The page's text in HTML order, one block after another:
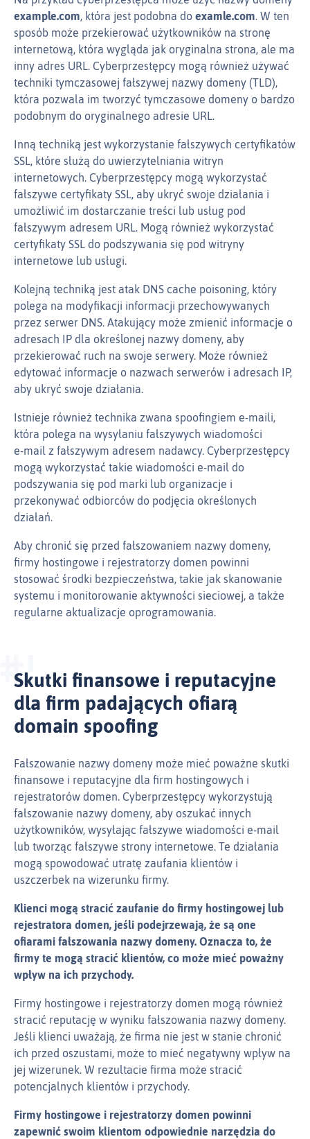
example.com, która jest podobna do examle.com. W ten
sposób może przekierować użytkowników na stronę
internetową, która wygląda jak oryginalna strona, ale ma
inny adres URL. Cyberprzestępcy mogą również używać
techniki tymczasowej fałszywej nazwy domeny (TLD),
która pozwala im tworzyć tymczasowe domeny o bardzo
podobnym do oryginalnego adresie URL.
Inną techniką jest wykorzystanie fałszywych certyfikatów
SSL, które służą do uwierzytelniania witryn
internetowych. Cyberprzestępcy mogą wykorzystać
fałszywe certyfikaty SSL, aby ukryć swoje działania i
umożliwić im dostarczanie treści lub usług pod
fałszywym adresem URL. Mogą również wykorzystać
certyfikaty SSL do podszywania się pod witryny
internetowe lub usługi.
Kolejną techniką jest atak DNS cache poisoning, który
polega na modyfikacji informacji przechowywanych
przez serwer DNS. Atakujący może zmienić informacje o
adresach IP dla określonej nazwy domeny, aby
przekierować ruch na swoje serwery. Może również
edytować informacje o nazwach serwerów i adresach IP,
aby ukryć swoje działania.
Istnieje również technika zwana spoofingiem e‑maili,
która polega na wysyłaniu fałszywych wiadomości
e‑mail z fałszywym adresem nadawcy. Cyberprzestępcy
mogą wykorzystać takie wiadomości e‑mail do
podszywania się pod marki lub organizacje i
przekonywać odbiorców do podjęcia określonych
działań.
Aby chronić się przed fałszowaniem nazwy domeny,
firmy hostingowe i rejestratorzy domen powinni
stosować środki bezpieczeństwa, takie jak skanowanie
systemu i monitorowanie aktywności sieciowej, a także
regularne aktualizacje oprogramowania.
Skutki finansowe i reputacyjne
dla firm padających ofiarą
domain spoofing
Fałszowanie nazwy domeny może mieć poważne skutki
finansowe i reputacyjne dla firm hostingowych i
rejestratorów domen. Cyberprzestępcy wykorzystują
fałszowanie nazwy domeny, aby oszukać innych
użytkowników, wysyłając fałszywe wiadomości e‑mail
lub tworząc fałszywe strony internetowe. Te działania
mogą spowodować utratę zaufania klientów i
uszczerbek na wizerunku firmy.
Klienci mogą stracić zaufanie do firmy hostingowej lub
rejestratora domen, jeśli podejrzewają, że są one
ofiarami fałszowania nazwy domeny. Oznacza to, że
firmy te mogą stracić klientów, co może mieć poważny
wpływ na ich przychody.
Firmy hostingowe i rejestratorzy domen mogą również
stracić reputację w wyniku fałszowania nazwy domeny.
Jeśli klienci uważają, że firma nie jest w stanie chronić
ich przed oszustami, może to mieć negatywny wpływ na
jej wizerunek. W rezultacie firma może stracić
potencjalnych klientów i przychody.
Firmy hostingowe i rejestratorzy domen powinni
zapewnić swoim klientom odpowiednie narzędzia do